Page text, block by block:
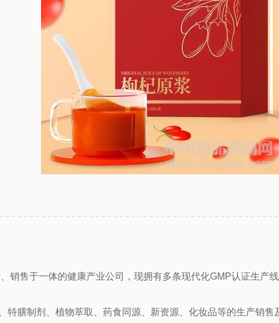
销售于一体的健康产业公司，现拥有多条现代化GMP认证生产
特膳制剂、植物萃取、药食同源、新资源、化妆品等的生产销